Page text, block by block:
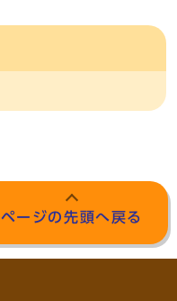
ページの先頭へ戻る